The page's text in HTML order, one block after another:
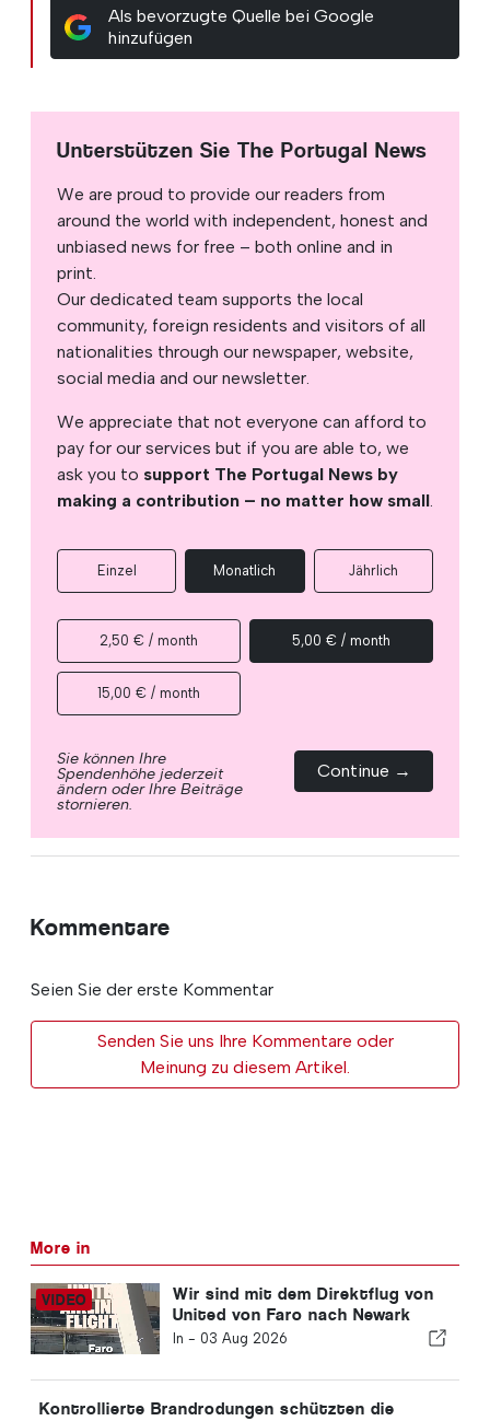
Als bevorzugte Quelle bei Google
hinzufügen
Unterstützen Sie The Portugal News
We are proud to provide our readers from
around the world with independent, honest and
unbiased news for free – both online and in
print.
Our dedicated team supports the local
community, foreign residents and visitors of all
nationalities through our newspaper, website,
social media and our newsletter.
We appreciate that not everyone can afford to
pay for our services but if you are able to, we
ask you to support The Portugal News by
making a contribution – no matter how small.
Einzel Monatlich Jährlich
2,50 € / month 5,00 € / month
15,00 € / month
Sie können Ihre
Spendenhöhe jederzeit
ändern oder Ihre Beiträge
stornieren.
Continue →
Kommentare
Seien Sie der erste Kommentar
Senden Sie uns Ihre Kommentare oder
Meinung zu diesem Artikel.
More in
Wir sind mit dem Direktflug von
United von Faro nach Newark
geflogen: So sieht die Economy-
In - 03 Aug 2026
Kontrollierte Brandrodungen schützten die